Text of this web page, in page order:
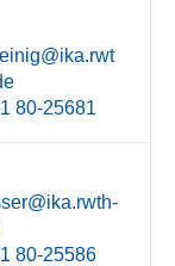
80-25681
80-25586